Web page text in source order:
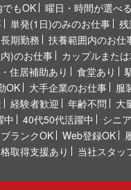
もOK
曜日・時間が選べる
単発(1日)のみのお仕事 残
長期勤務
扶養範囲内のお仕
)のお仕事
カップルまた
住居補助あり 食堂あり
OK
大手企業のお仕事 服
経験者歓迎 年齢不問
大
中
40代50代活躍中
シニ
ブランクOK Web登録OK
取得支援あり 当社スタッ